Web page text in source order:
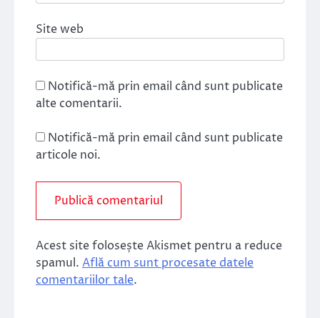
Site web
Notifică-mă prin email când sunt publicate
alte comentarii.
Notifică-mă prin email când sunt publicate
articole noi.
Acest site folosește Akismet pentru a reduce
spamul. Află cum sunt procesate datele
comentariilor tale.